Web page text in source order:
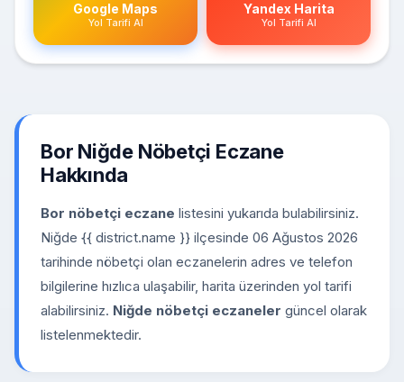
Google Maps
Yol Tarifi Al
Yandex Harita
Yol Tarifi Al
Bor Niğde Nöbetçi Eczane
Hakkında
Bor nöbetçi eczane listesini yukarıda bulabilirsiniz.
Niğde {{ district.name }} ilçesinde 06 Ağustos 2026
tarihinde nöbetçi olan eczanelerin adres ve telefon
bilgilerine hızlıca ulaşabilir, harita üzerinden yol tarifi
alabilirsiniz. Niğde nöbetçi eczaneler güncel olarak
listelenmektedir.